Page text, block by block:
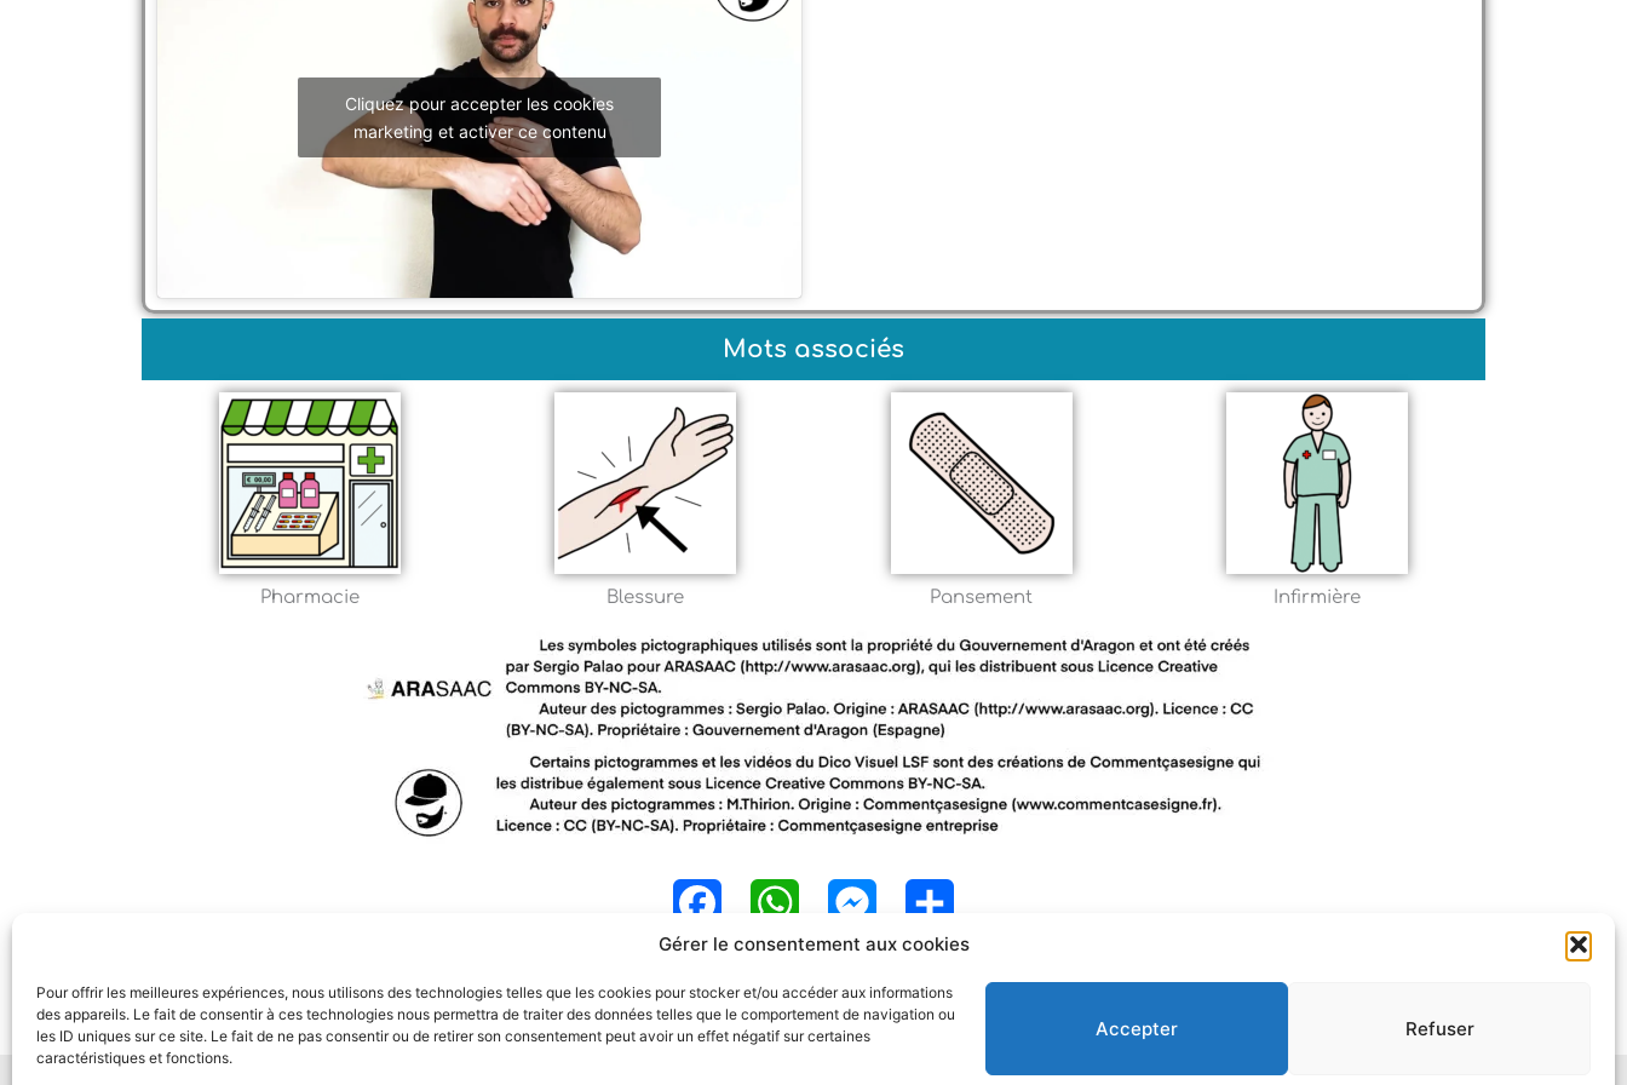
Gérer le consentement aux cookies
Pour offrir les meilleures expériences, nous utilisons des technologies telles que les cookies pour stocker et/ou accéder aux informations
des appareils. Le fait de consentir à ces technologies nous permettra de traiter des données telles que le comportement de navigation ou
les ID uniques sur ce site. Le fait de ne pas consentir ou de retirer son consentement peut avoir un effet négatif sur certaines
caractéristiques et fonctions.
Accepter Refuser
Cliquez pour accepter les cookies
marketing et activer ce contenu
Mots associés
Pharmacie Blessure Pansement Infirmière
F
a
c
e
W
h
a
t
M
e
s
s
P
a
r